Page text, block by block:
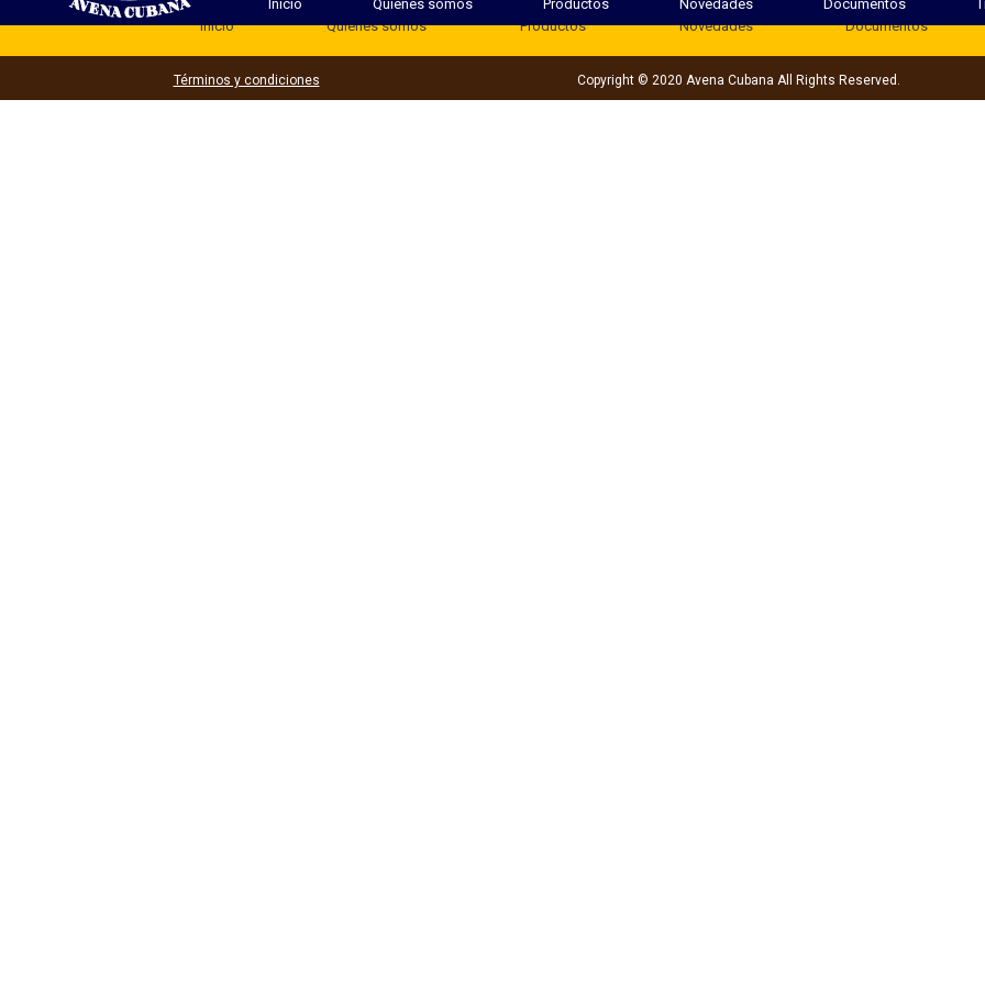
Inicio Quienes somos Productos Novedades Documentos
Inicio
Quienes somos Productos Novedades Documentos
Términos y condiciones Copyright © 2020 Avena Cubana All Rights Reserved.